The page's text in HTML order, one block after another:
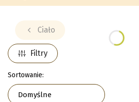
Ciało
Filtry
Lista produktów
Sortowanie:
Domyślne